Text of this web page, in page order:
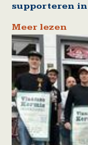
supporteren in
Meer lezen